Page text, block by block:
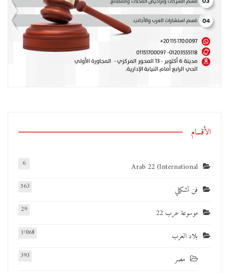
الأقسام
Arab 22 (International
6
فن تشكيلي 563
موسوعة عرب 22 29
بلاد العرب 1٬068
مصر 393